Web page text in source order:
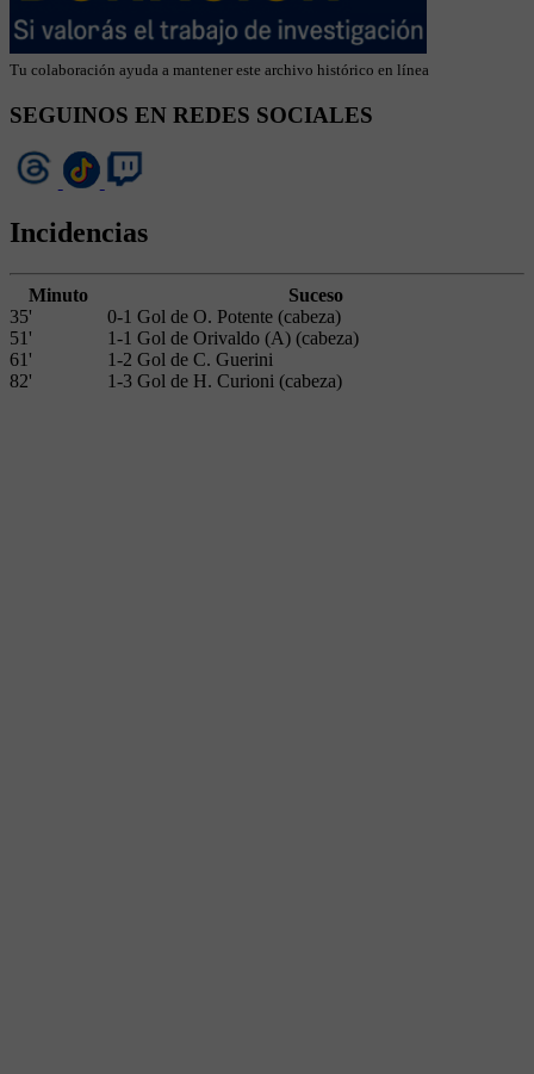
Tu colaboración ayuda a mantener este archivo histórico en línea
SEGUINOS EN REDES SOCIALES
Incidencias
Minuto
Suceso
35'
0-1 Gol de O. Potente (cabeza)
51'
1-1 Gol de Orivaldo (A) (cabeza)
61'
1-2 Gol de C. Guerini
82'
1-3 Gol de H. Curioni (cabeza)